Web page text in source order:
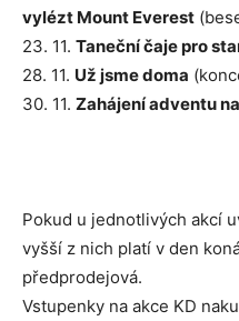
vylézt Mount Everest
23. 11. Taneční čaje pro
28. 11. Už jsme doma
30. 11. Zahájení adventu
Pokud u jednotlivých akcí
vyšší z nich platí v den
předprodejová.
Vstupenky na akce KD